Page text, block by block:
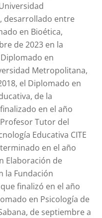
desarrollado entre
en Bioética,
de 2023 en la
en
Metropolitana,
el Diplomado en
de la
en el año
Tutor del
Educativa CITE
en el año
Elaboración de
la Fundación
finalizó en el año
en Psicología de
de septiembre a